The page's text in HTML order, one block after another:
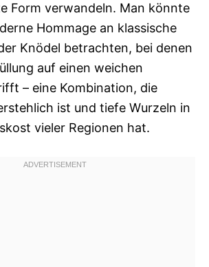
Form verwandeln. Man könnte
Hommage an klassische
Knödel betrachten, bei denen
auf einen weichen
– eine Kombination, die
ist und tiefe Wurzeln in
vieler Regionen hat.